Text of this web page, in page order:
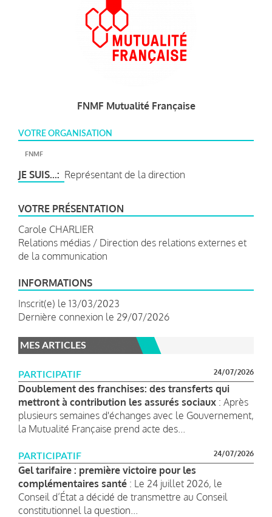
FNMF Mutualité Française
VOTRE ORGANISATION
FNMF
JE SUIS... Représentant de la direction
VOTRE PRÉSENTATION
Carole CHARLIER
Relations médias / Direction des relations externes et
de la communication
INFORMATIONS
Inscrit(e) le 13/03/2023
Dernière connexion le 29/07/2026
MES ARTICLES
PARTICIPATIF 24/07/2026
Doublement des franchises: des transferts qui
mettront à contribution les assurés sociaux : Après
plusieurs semaines d'échanges avec le Gouvernement,
la Mutualité Française prend acte des...
PARTICIPATIF 24/07/2026
Gel tarifaire : première victoire pour les
complémentaires santé : Le 24 juillet 2026, le
Conseil d’État a décidé de transmettre au Conseil
constitutionnel la question...